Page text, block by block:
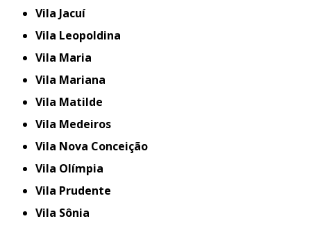
Vila Jacuí
Vila Leopoldina
Vila Maria
Vila Mariana
Vila Matilde
Vila Medeiros
Vila Nova Conceição
Vila Olímpia
Vila Prudente
Vila Sônia